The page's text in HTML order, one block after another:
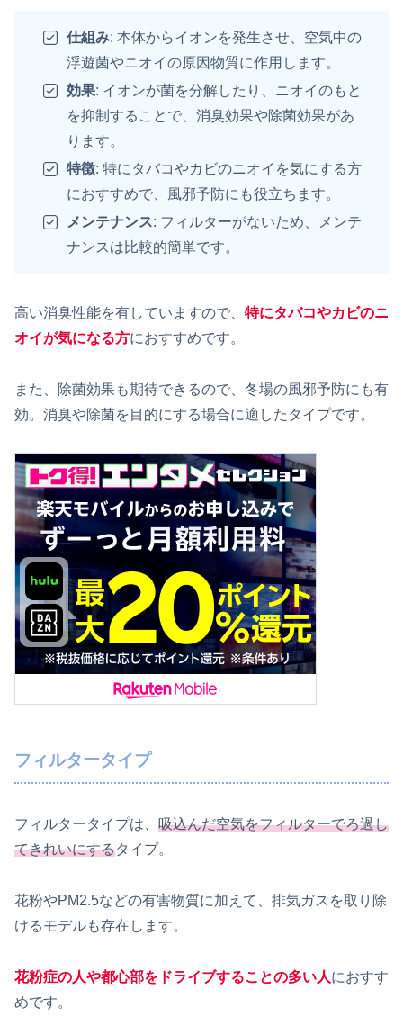
仕組み: 本体からイオンを発生させ、空気中の
浮遊菌やニオイの原因物質に作用します。
効果: イオンが菌を分解したり、ニオイのもと
を抑制することで、消臭効果や除菌効果があ
ります。
特徴: 特にタバコやカビのニオイを気にする方
におすすめで、風邪予防にも役立ちます。
メンテナンス: フィルターがないため、メンテ
ナンスは比較的簡単です。
高い消臭性能を有していますので、 特にタバコやカビのニ
オイが気になる方におすすめです。
また、除菌効果も期待できるので、冬場の風邪予防にも有
効。消臭や除菌を目的にする場合に適したタイプです。
フィルタータイプ
フィルタータイプは、 吸込んだ空気をフィルターでろ過し
てきれいにするタイプ。
花粉やPM2.5などの有害物質に加えて、排気ガスを取り除
けるモデルも存在します。
花粉症の人や都心部をドライブすることの多い人におすす
めです。